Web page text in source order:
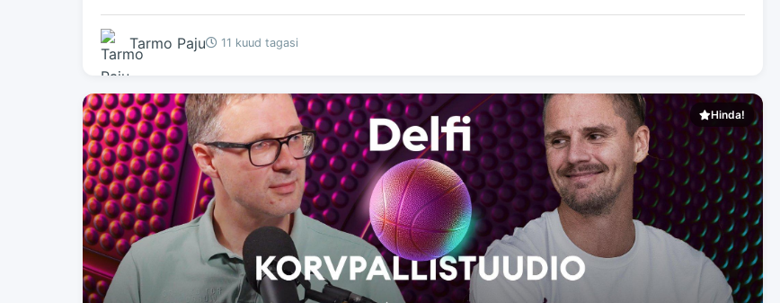
Tarmo Paju 11 kuud tagasi
Hinda!